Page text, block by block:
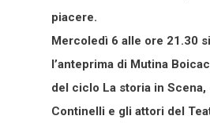
piacere.
Mercoledì 6 alle ore 21.30
l’anteprima di Mutina
del ciclo La storia in
Continelli e gli attori del